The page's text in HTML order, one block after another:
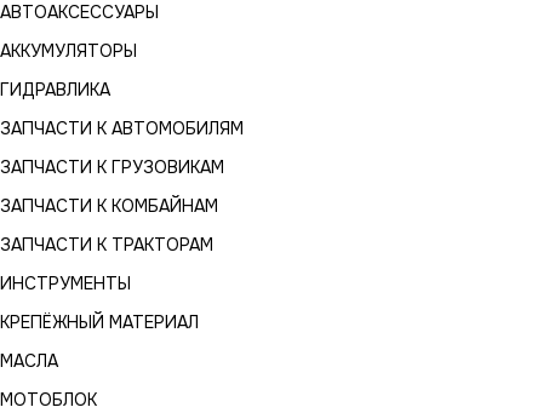
АВТОАКСЕССУАРЫ
АККУМУЛЯТОРЫ
ГИДРАВЛИКА
ЗАПЧАСТИ К АВТОМОБИЛЯМ
ЗАПЧАСТИ К ГРУЗОВИКАМ
ЗАПЧАСТИ К КОМБАЙНАМ
ЗАПЧАСТИ К ТРАКТОРАМ
ИНСТРУМЕНТЫ
КРЕПЁЖНЫЙ МАТЕРИАЛ
МАСЛА
МОТОБЛОК